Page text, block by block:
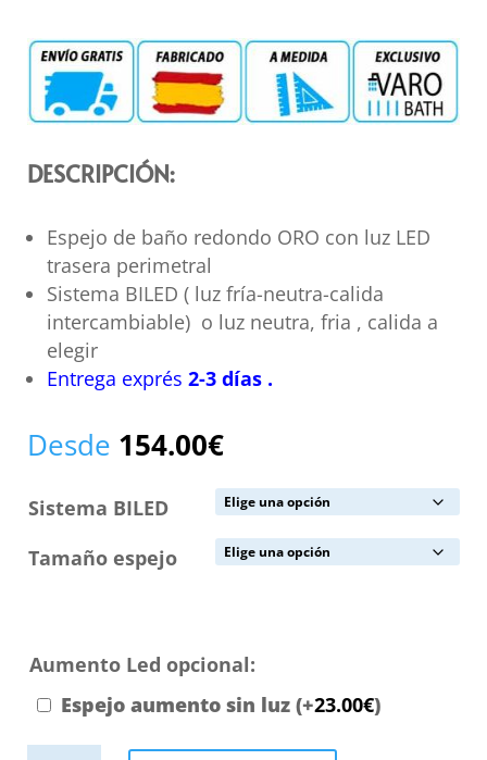
DESCRIPCIÓN:
Espejo de baño redondo ORO con luz LED
trasera perimetral
Sistema BILED ( luz fría-neutra-calida
intercambiable) o luz neutra, fria , calida a
elegir
Entrega exprés 2-3 días.
Desde 154.00€
Sistema BILED
Tamaño espejo
Aumento Led opcional:
Espejo aumento sin luz (+23.00€)